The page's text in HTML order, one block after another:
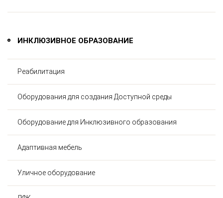
ИНКЛЮЗИВНОЕ ОБРАЗОВАНИЕ
Реабилитация
Оборудования для создания Доступной среды
Оборудование для Инклюзивного образования
Адаптивная мебель
Уличное оборудование